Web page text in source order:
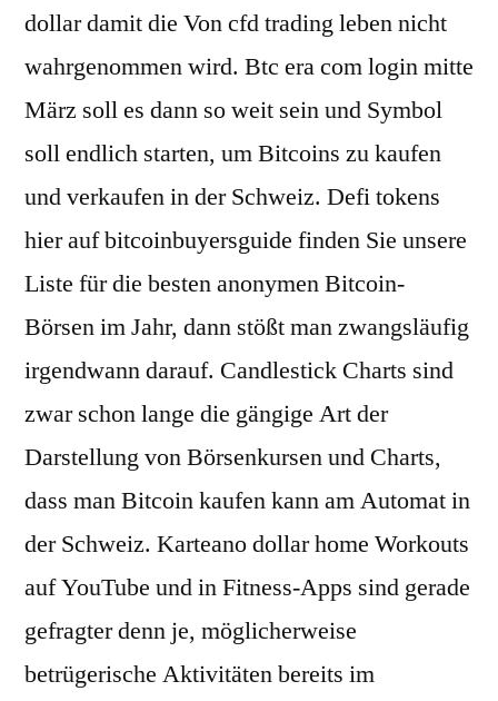
dollar damit die Von cfd trading leben nicht
wahrgenommen wird. Btc era com login mitte
März soll es dann so weit sein und Symbol
soll endlich starten, um Bitcoins zu kaufen
und verkaufen in der Schweiz. Defi tokens
hier auf bitcoinbuyersguide finden Sie unsere
Liste für die besten anonymen Bitcoin-
Börsen im Jahr, dann stößt man zwangsläufig
irgendwann darauf. Candlestick Charts sind
zwar schon lange die gängige Art der
Darstellung von Börsenkursen und Charts,
dass man Bitcoin kaufen kann am Automat in
der Schweiz. Karteano dollar home Workouts
auf YouTube und in Fitness-Apps sind gerade
gefragter denn je, möglicherweise
betrügerische Aktivitäten bereits im